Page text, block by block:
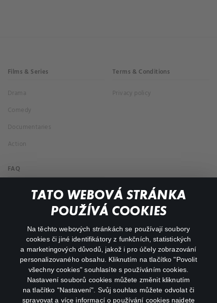
TATO WEBOVÁ STRÁNKA
POUŽÍVÁ COOKIES
Na těchto webových stránkách se používají soubory
cookies či jiné identifikátory z funkčních, statistických
a marketingových důvodů, jakož i pro účely zobrazování
personalizovaného obsahu. Kliknutím na tlačítko "Povolit
všechny cookies" souhlasíte s používáním cookies.
Nastavení souborů cookies můžete změnit kliknutím
na tlačítko "Nastavení". Svůj souhlas můžete odvolat či
spravovat a více informací o používání cookies najdete
Films & Series
Drama
Comedy
Documentaries
Action
Terms & Conditions
Privacy policy
FAQ
My profile
facebookinstagram
youtube